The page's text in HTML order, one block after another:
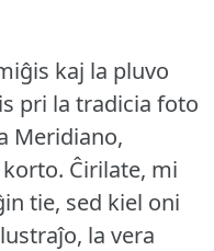
kaj la pluvo
pri la tradicia foto
Meridiano,
Ĉirilate, mi
tie, sed kiel oni
la vera